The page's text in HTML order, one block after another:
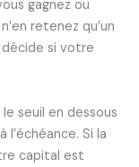
gagnez ou
retenez qu’un
décide si votre
seuil en dessous
Si la
capital est